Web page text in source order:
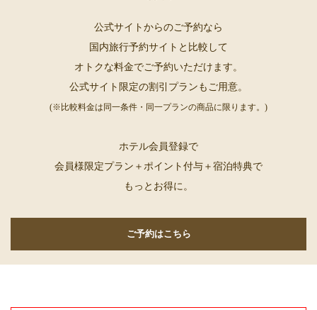
公式サイトからのご予約なら
国内旅行予約サイトと比較して
オトクな料金でご予約いただけます。
公式サイト限定の割引プランもご用意。
(※比較料金は同一条件・同一プランの商品に限ります。)
ホテル会員登録で
会員様限定プラン＋ポイント付与＋宿泊特典で
もっとお得に。
ご予約はこちら